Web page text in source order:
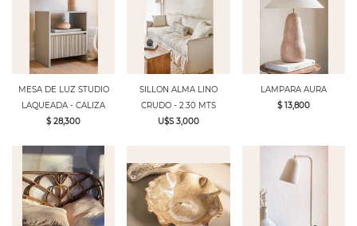
MESA DE LUZ STUDIO
LAQUEADA - CALIZA
$ 28,300
SILLON ALMA LINO
CRUDO - 2.30 MTS
U$S 3,000
LAMPARA AURA
$ 13,800